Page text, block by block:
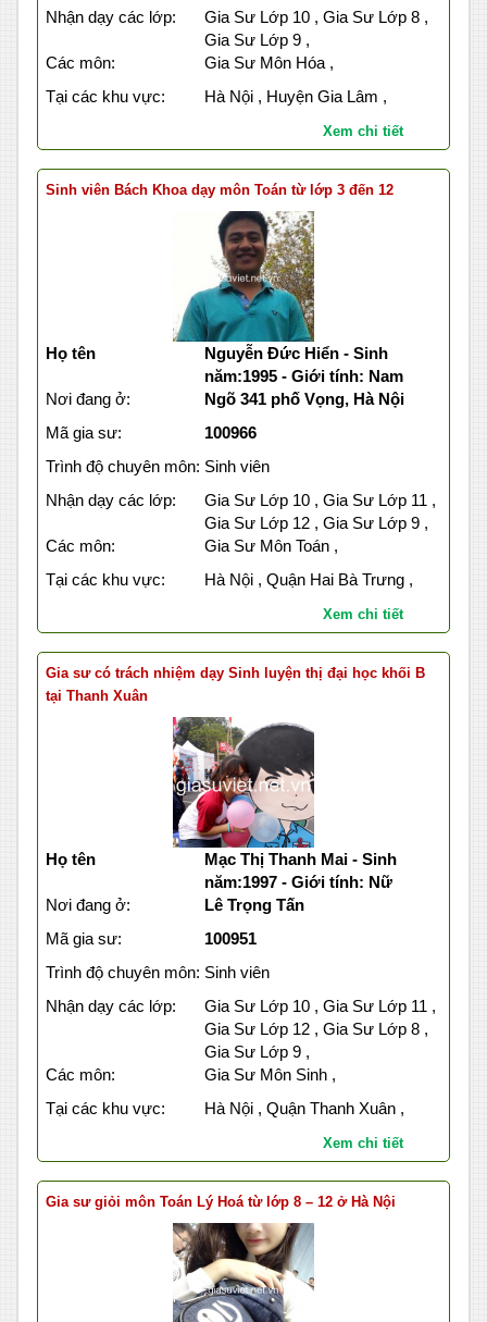
Nhận dạy các lớp:
Gia Sư Lớp 10 , Gia Sư Lớp 8 ,
Gia Sư Lớp 9 ,
Các môn:
Gia Sư Môn Hóa ,
Tại các khu vực:
Hà Nội , Huyện Gia Lâm ,
Xem chi tiết
Sinh viên Bách Khoa dạy môn Toán từ lớp 3 đến 12
Họ tên
Nguyễn Đức Hiển - Sinh
năm:1995 - Giới tính: Nam
Nơi đang ở:
Ngõ 341 phố Vọng, Hà Nội
Mã gia sư:
100966
Trình độ chuyên môn: Sinh viên
Nhận dạy các lớp:
Gia Sư Lớp 10 , Gia Sư Lớp 11 ,
Gia Sư Lớp 12 , Gia Sư Lớp 9 ,
Các môn:
Gia Sư Môn Toán ,
Tại các khu vực:
Hà Nội , Quận Hai Bà Trưng ,
Xem chi tiết
Gia sư có trách nhiệm dạy Sinh luyện thị đại học khối B
tại Thanh Xuân
Họ tên
Mạc Thị Thanh Mai - Sinh
năm:1997 - Giới tính: Nữ
Nơi đang ở:
Lê Trọng Tấn
Mã gia sư:
100951
Trình độ chuyên môn: Sinh viên
Nhận dạy các lớp:
Gia Sư Lớp 10 , Gia Sư Lớp 11 ,
Gia Sư Lớp 12 , Gia Sư Lớp 8 ,
Gia Sư Lớp 9 ,
Các môn:
Gia Sư Môn Sinh ,
Tại các khu vực:
Hà Nội , Quận Thanh Xuân ,
Xem chi tiết
Gia sư giỏi môn Toán Lý Hoá từ lớp 8 – 12 ở Hà Nội